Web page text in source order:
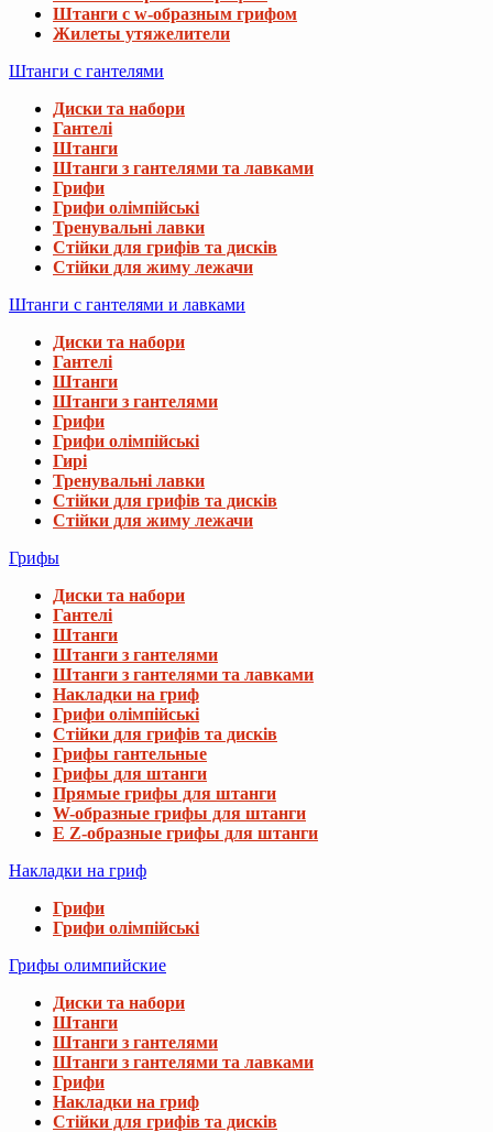
Штанги с w-образным грифом
Жилеты утяжелители
Штанги с гантелями
Диски та набори
Гантелі
Штанги
Штанги з гантелями та лавками
Грифи
Грифи олімпійські
Тренувальні лавки
Стійки для грифів та дисків
Стійки для жиму лежачи
Штанги с гантелями и лавками
Диски та набори
Гантелі
Штанги
Штанги з гантелями
Грифи
Грифи олімпійські
Гирі
Тренувальні лавки
Стійки для грифів та дисків
Стійки для жиму лежачи
Грифы
Диски та набори
Гантелі
Штанги
Штанги з гантелями
Штанги з гантелями та лавками
Накладки на гриф
Грифи олімпійські
Стійки для грифів та дисків
Грифы гантельные
Грифы для штанги
Прямые грифы для штанги
W-образные грифы для штанги
E Z-образные грифы для штанги
Накладки на гриф
Грифи
Грифи олімпійські
Грифы олимпийские
Диски та набори
Штанги
Штанги з гантелями
Штанги з гантелями та лавками
Грифи
Накладки на гриф
Стійки для грифів та дисків